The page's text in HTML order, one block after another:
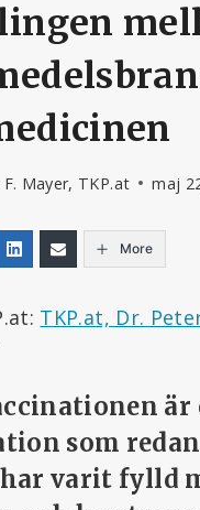
Mayer, TKP.at maj
More
TKP.at, Dr.
är
som
varit fylld